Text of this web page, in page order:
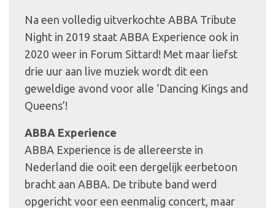
Na een volledig uitverkochte ABBA Tribute
Night in 2019 staat ABBA Experience ook in
2020 weer in Forum Sittard! Met maar liefst
drie uur aan live muziek wordt dit een
geweldige avond voor alle ‘Dancing Kings and
Queens’!
ABBA Experience
ABBA Experience is de allereerste in
Nederland die ooit een dergelijk eerbetoon
bracht aan ABBA. De tribute band werd
opgericht voor een eenmalig concert, maar